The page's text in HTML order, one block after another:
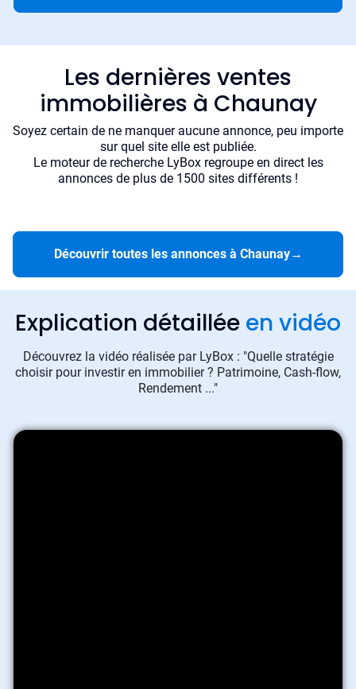
Les dernières ventes
immobilières à Chaunay
Soyez certain de ne manquer aucune annonce, peu importe
sur quel site elle est publiée.
Le moteur de recherche LyBox regroupe en direct les
annonces de plus de 1500 sites différents !
Découvrir toutes les annonces à Chaunay→
Explication détaillée en vidéo
Découvrez la vidéo réalisée par LyBox : "Quelle stratégie
choisir pour investir en immobilier ? Patrimoine, Cash-flow,
Rendement ..."